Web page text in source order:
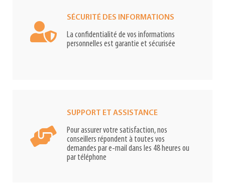
SÉCURITÉ DES INFORMATIONS
La confidentialité de vos informations
personnelles est garantie et sécurisée
SUPPORT ET ASSISTANCE
Pour assurer votre satisfaction, nos
conseillers répondent à toutes vos
demandes par e-mail dans les 48 heures ou
par téléphone